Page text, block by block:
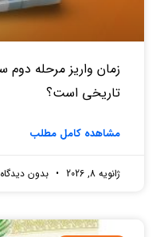
تاریخی است؟
مشاهده کامل مطلب
ژانویه 8, 2026 بدون دیدگاه